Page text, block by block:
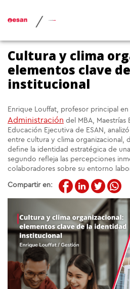
/
Cultura y clima
elementos clave
institucional
Enrique Louffat, profesor principal
Administración del MBA, Maestrías
Educación Ejecutiva de ESAN ,
entre cultura y clima organizacional,
define la identidad estratégica de
segundo refleja las percepciones
colaboradores sobre su entorno
Compartir en: